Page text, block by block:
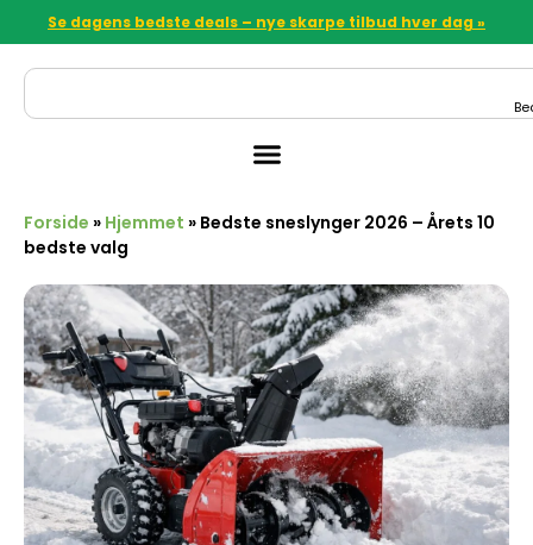
Se dagens bedste deals – nye skarpe tilbud hver dag »
Forside » Hjemmet » Bedste sneslynger 2026 – Årets 10
bedste valg